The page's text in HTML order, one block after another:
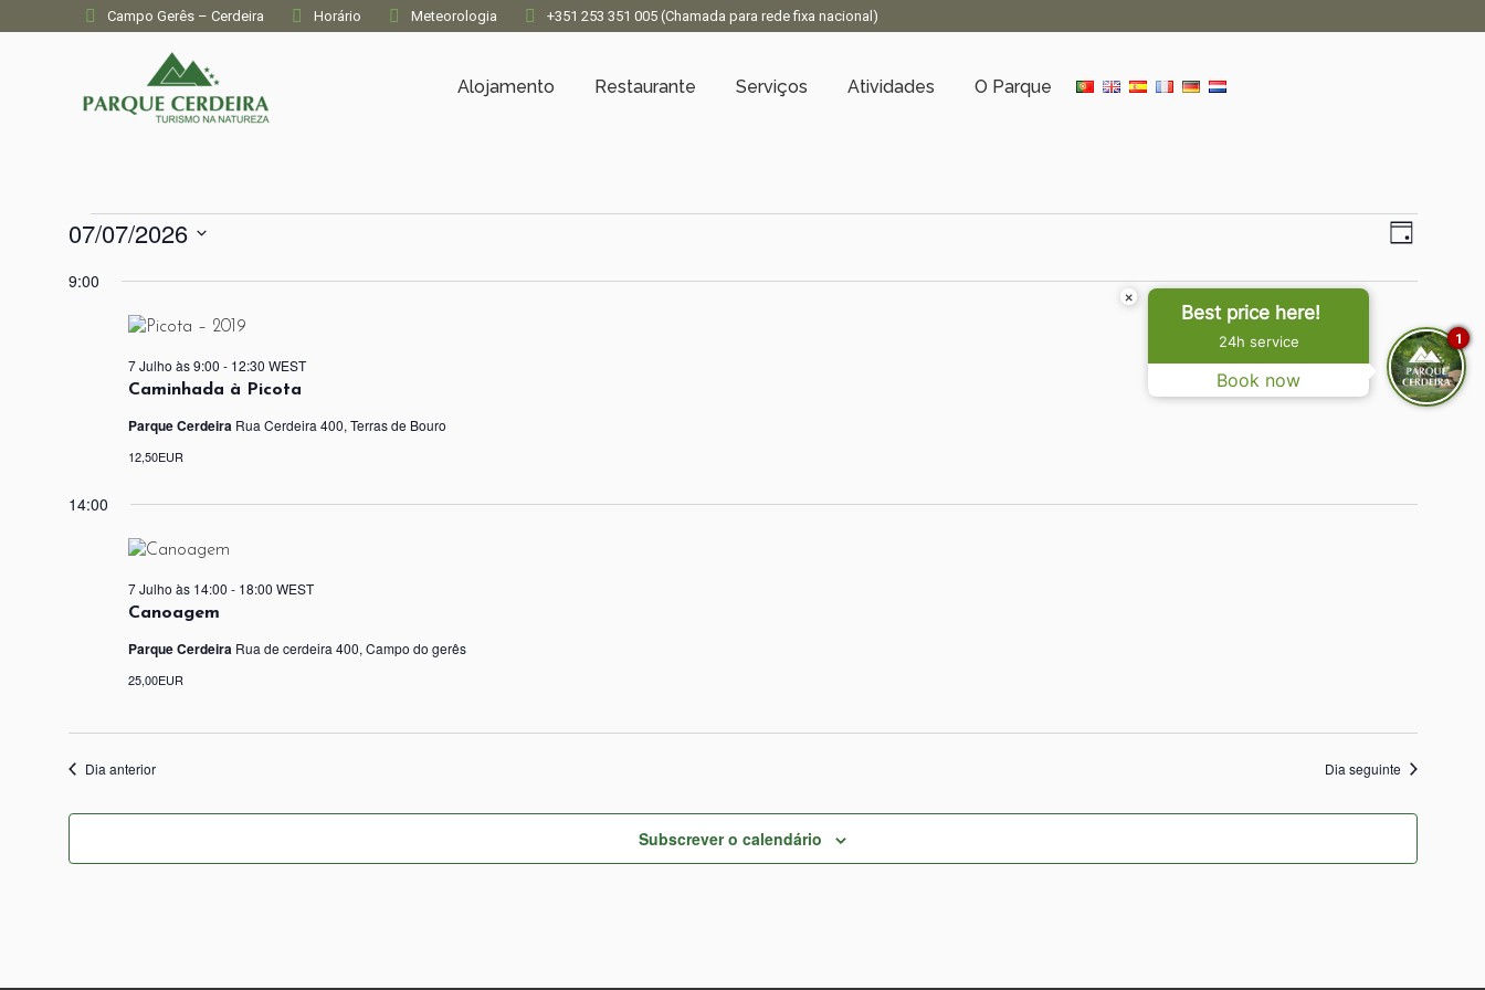
Campo Gerês – Cerdeira Horário Meteorologia +351 253 351 005 (Chamada para rede fixa nacional)
Alojamento Restaurante Serviços Atividades O Parque
Eventos
for
07/07/2026
de
de
Dia
07/07/2026
a
9:00
Caminhada à Picota
7 Julho às 9:00 - 12:30 WEST
Parque Cerdeira Rua Cerdeira 400, Terras de Bouro
12,50EUR
14:00
Canoagem
7 Julho às 14:00 - 18:00 WEST
Parque Cerdeira Rua de cerdeira 400, Campo do gerês
25,00EUR
Dia anterior Dia seguinte
Subscrever o calendário
×
Best price here!
24h service
Book now
1